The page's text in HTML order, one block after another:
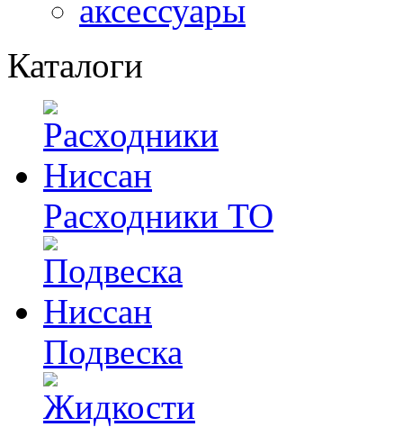
аксессуары
Каталоги
Расходники ТО
Подвеска